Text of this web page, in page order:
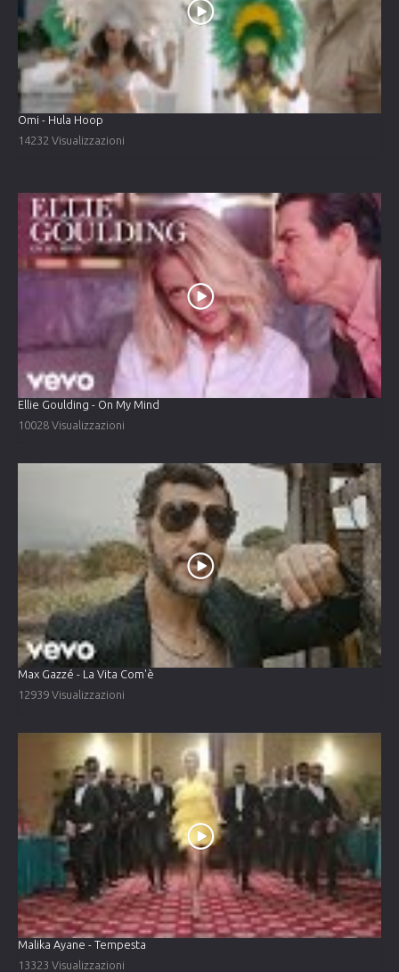
Omi - Hula Hoop
14232 Visualizzazioni
Ellie Goulding - On My Mind
10028 Visualizzazioni
Max Gazzé - La Vita Com'è
12939 Visualizzazioni
Malika Ayane - Tempesta
13323 Visualizzazioni